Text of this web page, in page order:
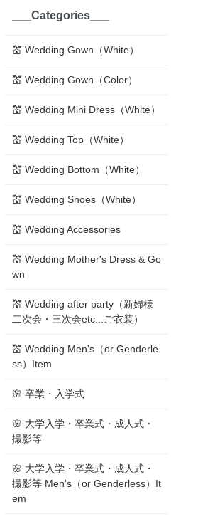
___Categories___
💒 Wedding Gown（White）
💒 Wedding Gown（Color）
💒 Wedding Mini Dress（White）
💒 Wedding Top（White）
💒 Wedding Bottom（White）
💒 Wedding Shoes（White）
💒 Wedding Accessories
💒 Wedding Mother's Dress & Go
wn
💒 Wedding after party（新婦様
二次会・三次会etc...ご衣装）
💒 Wedding Men's（or Genderle
ss）Item
🌸 卒業・入学式
🌸 大学入学・卒業式・成人式・
撮影等
🌸 大学入学・卒業式・成人式・
撮影等 Men's（or Genderless）It
em